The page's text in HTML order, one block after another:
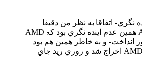
نگري- اتفاقا به نظر من دقيقا
ضعف AMD همين عدم اينده نگري بود كه AMD
انداخت- و به خاطر همين هم بود
CEO قبلي AMD اخراج شد و روري ريد جاي